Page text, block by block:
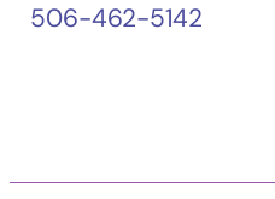
506-462-5142